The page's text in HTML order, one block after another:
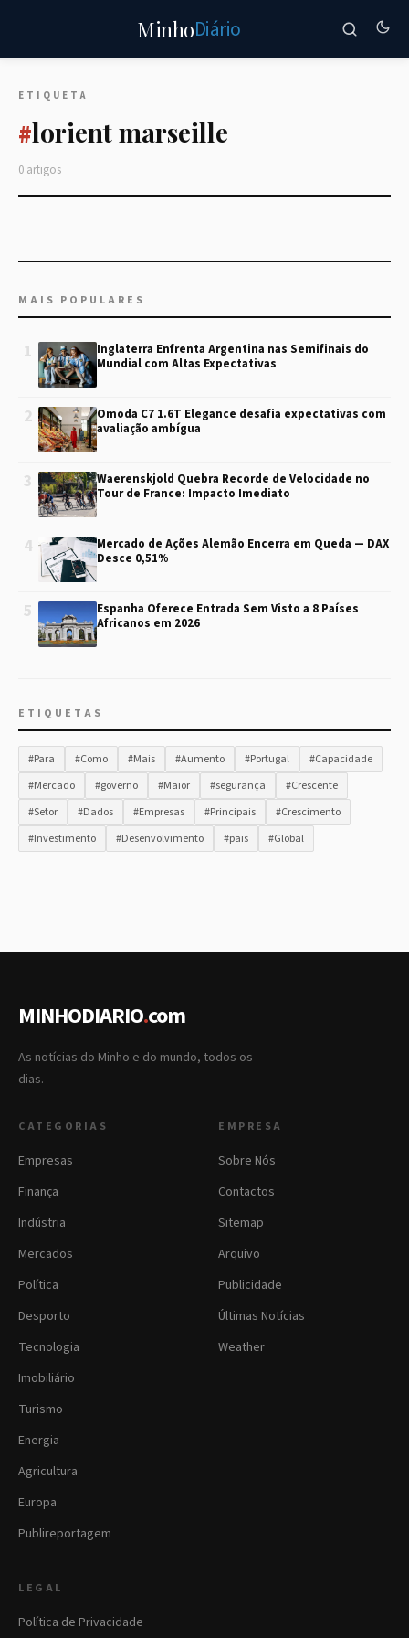
MinhoDiário
ETIQUETA
#lorient marseille
0 artigos
MAIS POPULARES
1
Inglaterra Enfrenta Argentina nas Semifinais do
Mundial com Altas Expectativas
2
Omoda C7 1.6T Elegance desafia expectativas com
avaliação ambígua
3
Waerenskjold Quebra Recorde de Velocidade no
Tour de France: Impacto Imediato
4
Mercado de Ações Alemão Encerra em Queda — DAX
Desce 0,51%
5
Espanha Oferece Entrada Sem Visto a 8 Países
Africanos em 2026
ETIQUETAS
#Para #Como #Mais #Aumento #Portugal
#Capacidade
#Mercado
#governo #Maior #segurança
#Crescente
#Setor
#Dados #Empresas #Principais
#Crescimento
#Investimento
#Desenvolvimento #pais #Global
MINHODIARIO.com
As notícias do Minho e do mundo, todos os
dias.
CATEGORIAS
Empresas
Finança
Indústria
Mercados
Política
Desporto
Tecnologia
Imobiliário
Turismo
Energia
Agricultura
Europa
Publireportagem
EMPRESA
Sobre Nós
Contactos
Sitemap
Arquivo
Publicidade
Últimas Notícias
Weather
LEGAL
Política de Privacidade